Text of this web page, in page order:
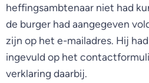
heffingsambtenaar niet had
de burger had aangegeven
zijn op het e-mailadres. Hij
ingevuld op het
verklaring daarbij.